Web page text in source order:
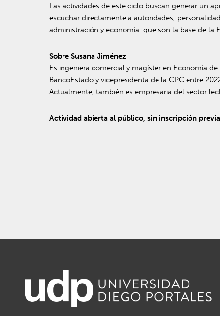
Las actividades de este ciclo buscan generar un
escuchar directamente a autoridades,
administración y economía, que son la base de la
Sobre Susana Jiménez
Es ingeniera comercial y magíster en Economía
BancoEstado y vicepresidenta de la CPC entre
Actualmente, también es empresaria del sector
Actividad abierta al público, sin inscripción